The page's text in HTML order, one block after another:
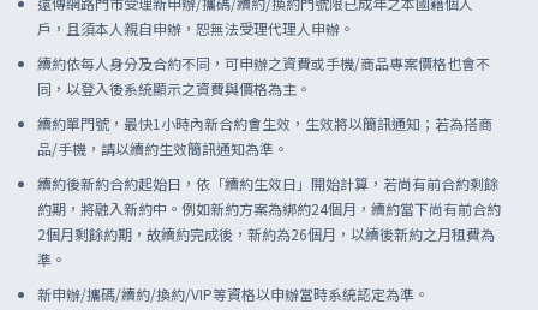
戶，且須本人親自申辦，恕無法受理代理人申辦。
續約依每人身分及合約不同，可申辦之資費或手機/商品專案價格也會不
同，以登入後系統顯示之資費與價格為主。
續約單門號，最快1小時內新合約會生效，生效將以簡訊通知；若為搭商
品/手機，請以續約生效簡訊通知為準。
續約後新約合約起始日，依「續約生效日」開始計算，若尚有前合約剩餘
約期，將融入新約中。例如新約方案為綁約24個月，續約當下尚有前合約
2個月剩餘約期，故續約完成後，新約為26個月，以續後新約之月租費為
準。
新申辦/攜碼/續約/換約/VIP等資格以申辦當時系統認定為準。